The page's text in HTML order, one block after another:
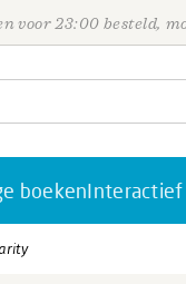
voor 23:00 besteld,
boekenInteractief